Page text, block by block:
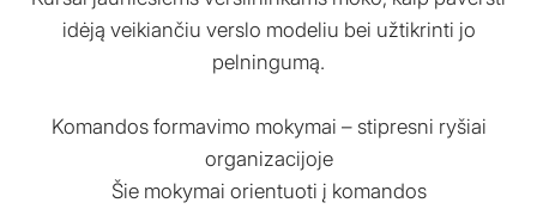
idėją veikiančiu verslo modeliu bei užtikrinti jo
pelningumą.
Komandos formavimo mokymai – stipresni ryšiai
organizacijoje
Šie mokymai orientuoti į komandos